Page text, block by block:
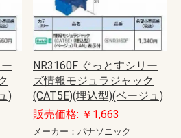
)
NR3160F ぐっとすシリー
ズ情報モジュラジャック
(CAT5E)(埋込型)(ベージュ)
販売価格: ￥1,663
メーカー：パナソニック